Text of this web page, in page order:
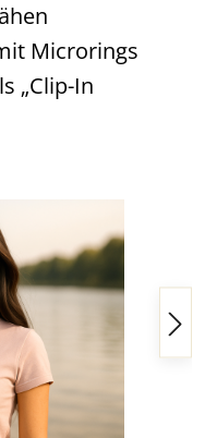
Microrings
„Clip-In